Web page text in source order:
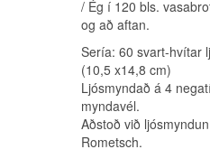
/ Ég í 120 bls.
og að aftan.
Sería: 60 svart-hvítar
(10,5 x14,8 cm)
Ljósmyndað á 4
myndavél.
Aðstoð við
Rometsch.
niður í DIN (Deutsche
sem mikilvægir
viðfangsefni sem setur
viðfangsefni
ekkert, flest sem
ljós og spaugilegt
Viðfangsefnið,
Verk í
Full screen